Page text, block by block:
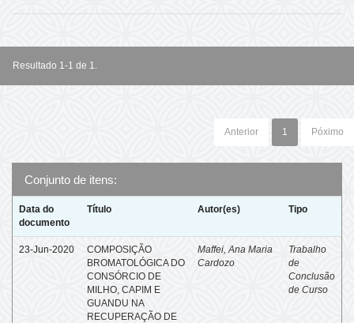
Resultado 1-1 de 1.
Anterior 1 Póximo
Conjunto de itens:
Data do
documento
Título Autor(es) Tipo
23-Jun-2020
COMPOSIÇÃO
BROMATOLÓGICA DO
CONSÓRCIO DE
MILHO, CAPIM E
GUANDU NA
RECUPERAÇÃO DE
Maffei, Ana Maria
Cardozo
Trabalho
de
Conclusão
de Curso